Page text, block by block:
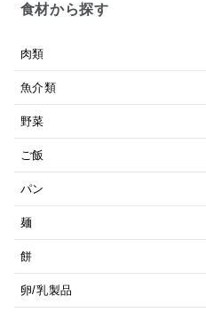
食材から探す
肉類
魚介類
野菜
ご飯
パン
麺
餅
卵/乳製品